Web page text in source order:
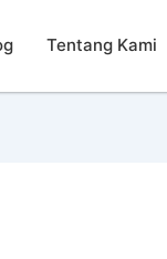
Tentang Kami